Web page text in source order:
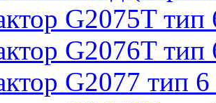
G2075T тип
G2076T тип
G2077 тип 6